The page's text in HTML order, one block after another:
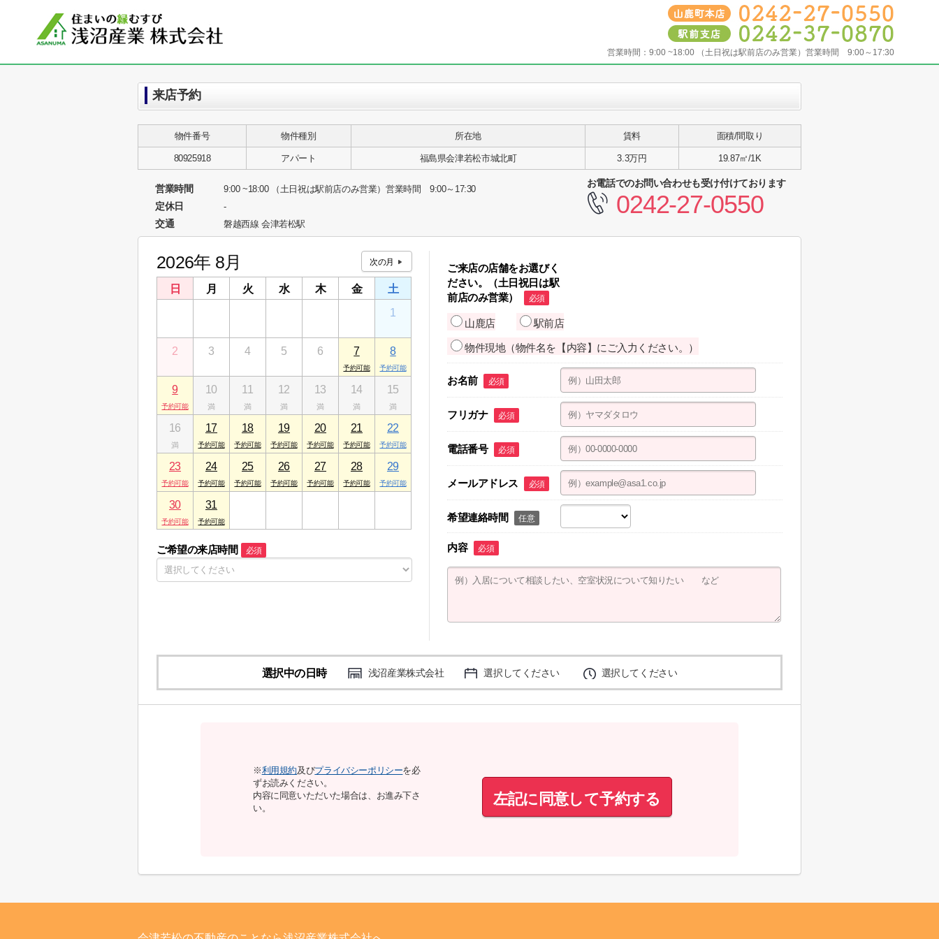
営業時間： 9:00 ~18:00 （土日祝は駅前店のみ営業）営業時間 9:00～17:30
来店予約
物件番号 物件種別 所在地 賃料 面積/間取り
80925918 アパート 福島県会津若松市城北町 3.3万円 19.87㎡/1K
営業時間 9:00 ~18:00 （土日祝は駅前店のみ営業）営業時間 9:00～17:30
定休日 -
交通 磐越西線 会津若松駅
お電話でのお問い合わせも受け付けております
0242-27-0550
2026年 8月
日 月 火 水 木 金
土
1
2 3 4 5 6 7 8
9 10 11 12 13 14 15
16 17 18 19 20 21 22
23 24 25 26 27 28 29
30 31
ご希望の来店時間 必須
ご来店の店舗をお選びく
ださい。（土日祝日は駅
前店のみ営業）
必須
山鹿店 駅前店
物件現地（物件名を【内容】にご入力ください。）
お名前 必須
フリガナ 必須
電話番号 必須
メールアドレス 必須
希望連絡時間 任意
内容 必須
選択中の日時 浅沼産業株式会社 選択してください 選択してください
※利用規約及びプライバシーポリシーを必
ずお読みください。
内容に同意いただいた場合は、お進み下さ
い。
左記に同意して予約する